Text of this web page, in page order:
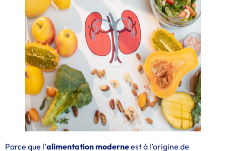
Parce que l’alimentation moderneest à l’origine de